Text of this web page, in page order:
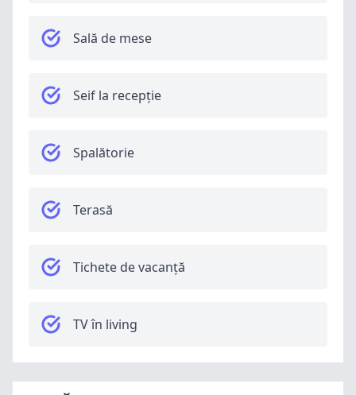
Sală de mese
Seif la recepție
Spalătorie
Terasă
Tichete de vacanță
TV în living